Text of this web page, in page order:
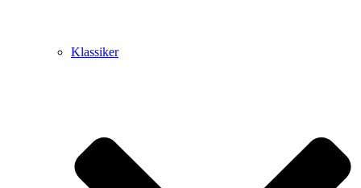
Klassiker